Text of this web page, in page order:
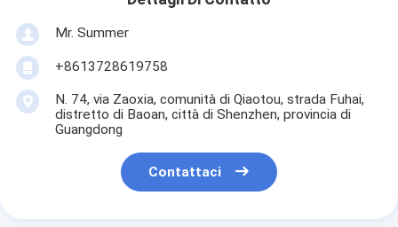
Mr. Summer
+8613728619758
N. 74, via Zaoxia, comunità di Qiaotou, strada Fuhai,
distretto di Baoan, città di Shenzhen, provincia di
Guangdong
Contattaci